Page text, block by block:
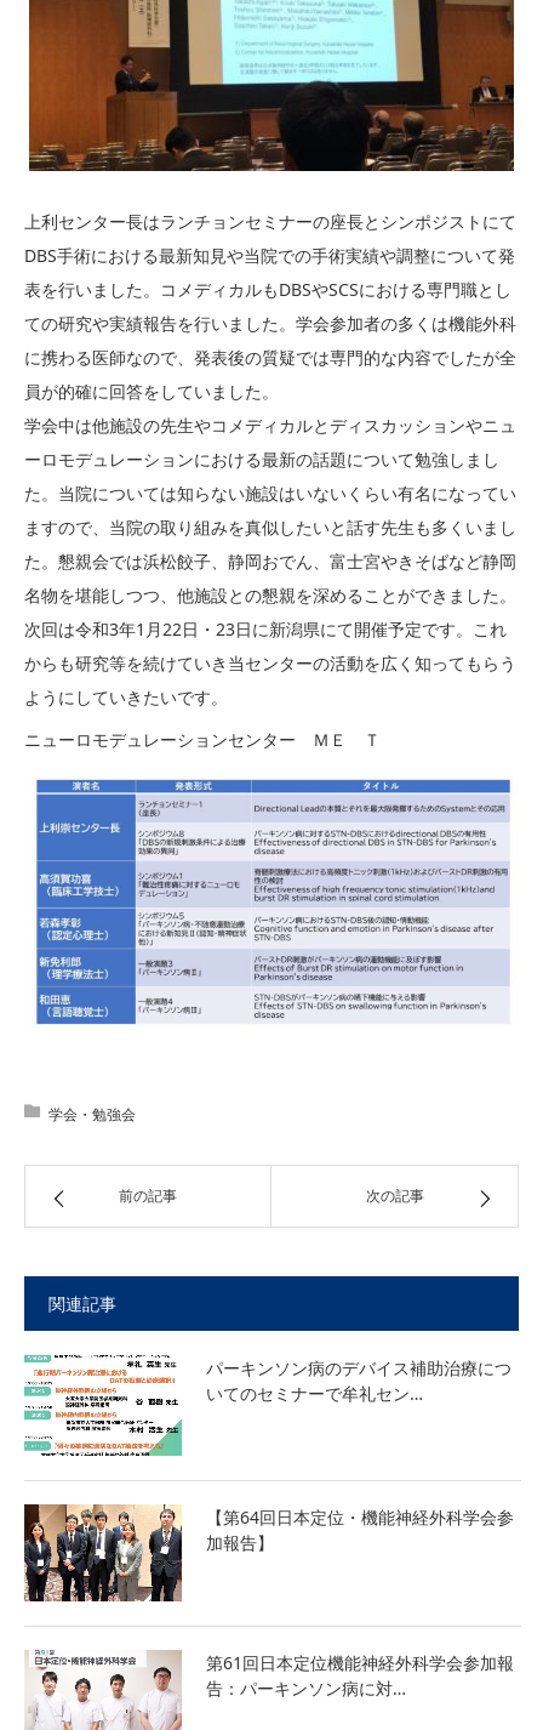
上利センター長はランチョンセミナーの座長とシンポジストにて
DBS手術における最新知見や当院での手術実績や調整について発
表を行いました。コメディカルもDBSやSCSにおける専門職とし
ての研究や実績報告を行いました。学会参加者の多くは機能外科
に携わる医師なので、発表後の質疑では専門的な内容でしたが全
員が的確に回答をしていました。
学会中は他施設の先生やコメディカルとディスカッションやニュ
ーロモデュレーションにおける最新の話題について勉強しまし
た。当院については知らない施設はいないくらい有名になってい
ますので、当院の取り組みを真似したいと話す先生も多くいまし
た。懇親会では浜松餃子、静岡おでん、富士宮やきそばなど静岡
名物を堪能しつつ、他施設との懇親を深めることができました。
次回は令和3年1月22日・23日に新潟県にて開催予定です。これ
からも研究等を続けていき当センターの活動を広く知ってもらう
ようにしていきたいです。
ニューロモデュレーションセンター ＭＥ Ｔ
学会・勉強会
前の記事 次の記事
関連記事
パーキンソン病のデバイス補助治療につ
いてのセミナーで牟礼セン…
【第64回日本定位・機能神経外科学会参
加報告】
第61回日本定位機能神経外科学会参加報
告：パーキンソン病に対…
お問合せ
医療従事者の方へ